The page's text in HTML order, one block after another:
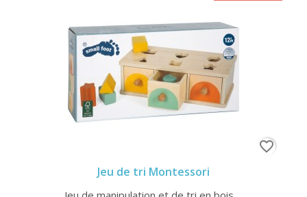
Jeu de tri Montessori
favorite_border